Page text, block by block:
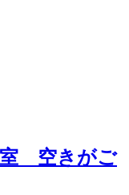
室 空きがご